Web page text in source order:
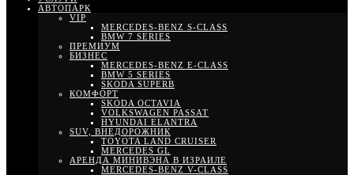
АВТОПАРК
VIP
MERCEDES-BENZ S-CLASS
BMW 7 SERIES
ПРЕМИУМ
БИЗНЕС
MERCEDES-BENZ E-CLASS
BMW 5 SERIES
SKODA SUPERB
КОМФОРТ
SKODA OCTAVIA
VOLKSWAGEN PASSAT
HYUNDAI ELANTRA
SUV, ВНЕДОРОЖНИК
TOYOTA LAND CRUISER
MERCEDES GL
АРЕНДА МИНИВЭНА В ИЗРАИЛЕ
MERCEDES-BENZ V-CLASS